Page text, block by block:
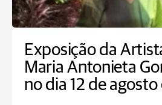
Exposição da
Maria Antonieta
no dia 12 de